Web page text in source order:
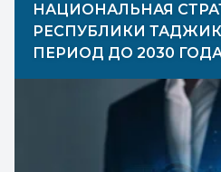
НАЦИОНАЛЬНАЯ
РЕСПУБЛИКИ
ПЕРИОД ДО 2030